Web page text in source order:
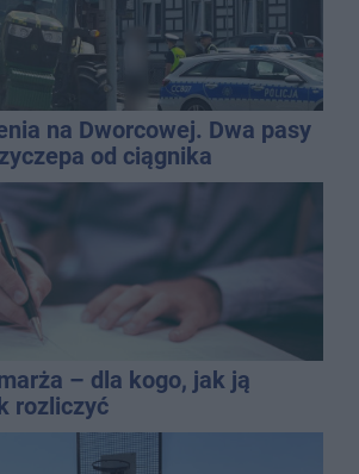
na Dworcowej. Dwa pasy
od ciągnika
– dla kogo, jak ją
rozliczyć